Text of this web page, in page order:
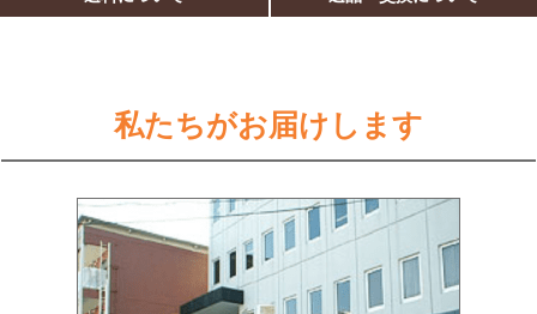
私たちがお届けします